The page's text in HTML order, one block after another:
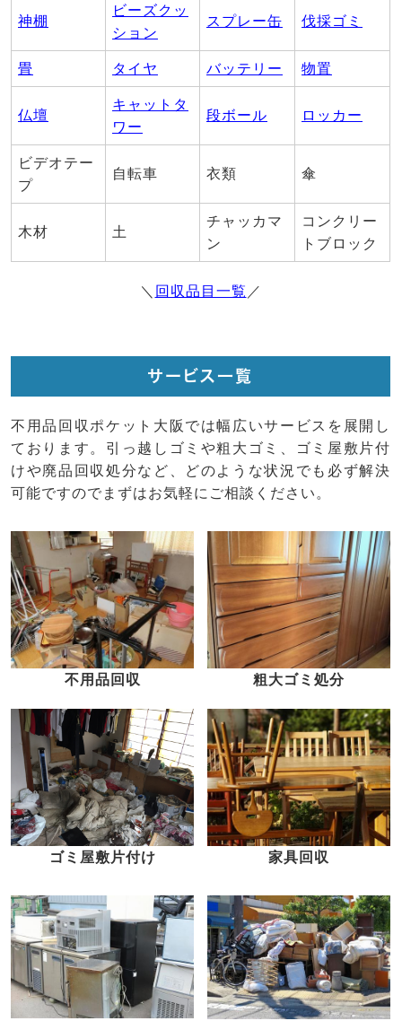
神棚
ビーズクッ
ション
スプレー缶 伐採ゴミ
畳 タイヤ バッテリー 物置
仏壇
キャットタ
ワー
段ボール ロッカー
ビデオテー
プ
自転車 衣類 傘
木材 土
チャッカマ
ン
コンクリー
トブロック
＼ 回収品目一覧 ／
サービス一覧
不用品回収ポケット大阪では幅広いサービスを展開し
ております。引っ越しゴミや粗大ゴミ、ゴミ屋敷片付
けや廃品回収処分など、どのような状況でも必ず解決
可能ですのでまずはお気軽にご相談ください。
不用品回収 粗大ゴミ処分
ゴミ屋敷片付け 家具回収